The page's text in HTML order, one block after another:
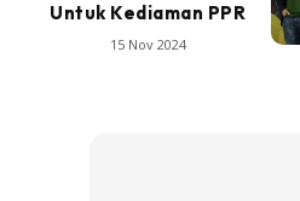
Untuk Kediaman PPR
15 Nov 2024